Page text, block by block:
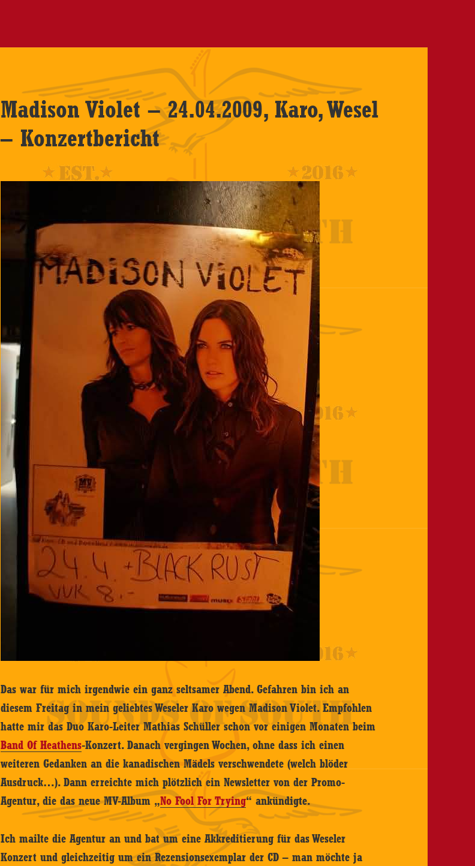
Madison Violet – 24.04.2009, Karo, Wesel
– Konzertbericht
Das war für mich irgendwie ein ganz seltsamer Abend. Gefahren bin ich an
diesem Freitag in mein geliebtes Weseler Karo wegen Madison Violet. Empfohlen
hatte mir das Duo Karo-Leiter Mathias Schüller schon vor einigen Monaten beim
Band Of Heathens-Konzert. Danach vergingen Wochen, ohne dass ich einen
weiteren Gedanken an die kanadischen Mädels verschwendete (welch blöder
Ausdruck…). Dann erreichte mich plötzlich ein Newsletter von der Promo-
Agentur, die das neue MV-Album „No Fool For Trying“ ankündigte.
Ich mailte die Agentur an und bat um eine Akkreditierung für das Weseler
Konzert und gleichzeitig um ein Rezensionsexemplar der CD – man möchte ja